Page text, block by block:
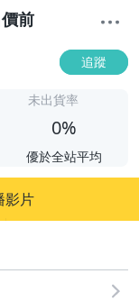
前
追蹤
未出貨率
0%
優於全站平均
影片